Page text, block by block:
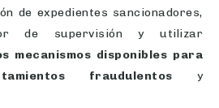
de expedientes sancionadores,
de supervisión y utilizar
mecanismos disponibles para
fraudulentos y